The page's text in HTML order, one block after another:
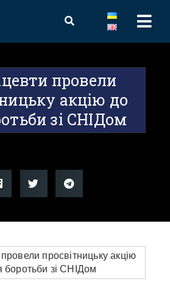
провели
акцію до
зі СНІДом